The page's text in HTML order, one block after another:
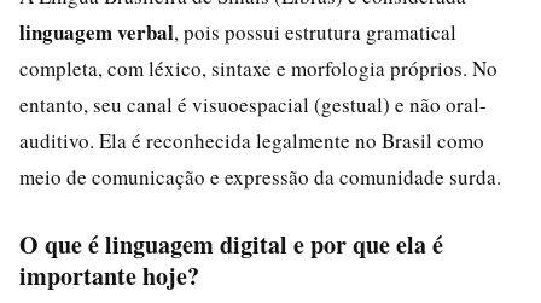
linguagem verbal, pois possui estrutura gramatical
completa, com léxico, sintaxe e morfologia próprios. No
entanto, seu canal é visuoespacial (gestual) e não oral-
auditivo. Ela é reconhecida legalmente no Brasil como
meio de comunicação e expressão da comunidade surda.
O que é linguagem digital e por que ela é
importante hoje?